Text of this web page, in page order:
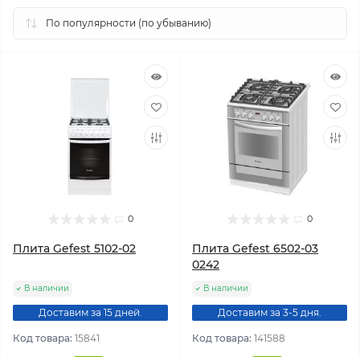
0
Плита Gefest 5102-02
В наличии
Доставим за 15 дней.
Код товара: 15841
0
Плита Gefest 6502-03
0242
В наличии
Доставим за 3-5 дня.
Код товара: 141588